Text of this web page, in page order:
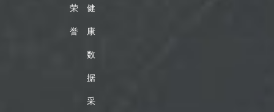
荣
誉
健
康
数
据
采